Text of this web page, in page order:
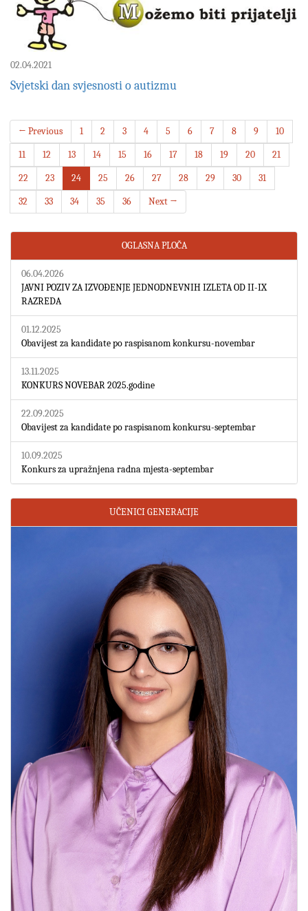
02.04.2021
Svjetski dan svjesnosti o autizmu
← Previous 1 2 3 4 5 6 7 8 9
10
11
12 13 14 15 16 17 18 19 20
21
22
23 24 25 26 27 28 29 30
31
32
33 34 35 36 Next →
OGLASNA PLOČA
06.04.2026
JAVNI POZIV ZA IZVOĐENJE JEDNODNEVNIH IZLETA OD II-IX
RAZREDA
01.12.2025
Obavijest za kandidate po raspisanom konkursu-novembar
13.11.2025
KONKURS NOVEBAR 2025.godine
22.09.2025
Obavijest za kandidate po raspisanom konkursu-septembar
10.09.2025
Konkurs za upražnjena radna mjesta-septembar
UČENICI GENERACIJE